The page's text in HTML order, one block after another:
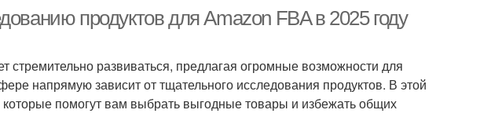
продуктов для Amazon FBA в 2025 году
стремительно развиваться, предлагая огромные возможности для
напрямую зависит от тщательного исследования продуктов. В этой
помогут вам выбрать выгодные товары и избежать общих